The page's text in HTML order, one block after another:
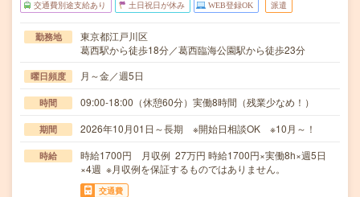
交通費別途支給あり 土日祝日が休み WEB登録OK 派遣
勤務地
東京都江戸川区
葛西駅から徒歩18分／葛西臨海公園駅から徒歩23分
曜日頻度 月～金／週5日
時間 09:00-18:00（休憩60分）実働8時間（残業少なめ！）
期間 2026年10月01日～長期 ※開始日相談OK ※10月～！
時給
時給1700円 月収例 27万円 時給1700円×実働8h×週5日
×4週 ※月収例を保証するものではありません。
交通費